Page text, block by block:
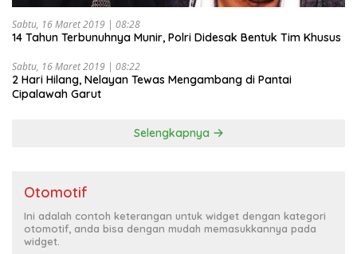
Sabtu, 16 Maret 2019 | 08:28
14 Tahun Terbunuhnya Munir, Polri Didesak Bentuk Tim Khusus
Sabtu, 16 Maret 2019 | 08:22
2 Hari Hilang, Nelayan Tewas Mengambang di Pantai
Cipalawah Garut
Selengkapnya
Otomotif
Ini adalah contoh keterangan untuk widget dengan kategori
otomotif, anda bisa dengan mudah memasukkannya pada
widget.